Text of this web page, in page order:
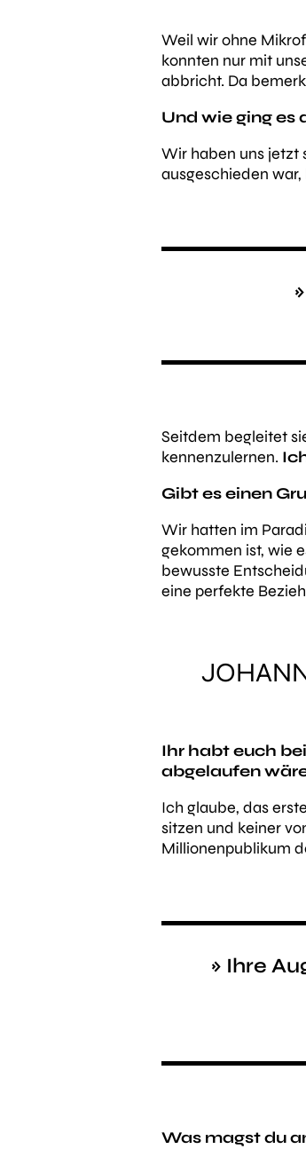
Weil wir ohne
konnten nur mit
abbricht. Da
Und wie ging es
Wir haben uns jetzt
ausgeschieden
Seitdem begleitet
kennenzulernen.
Gibt es einen
Wir hatten im
gekommen ist, wie
bewusste
eine perfekte
Ihr habt euch
abgelaufen
Ich glaube, das
sitzen und keiner
Millionenpublikum
» Ihre
Was magst du